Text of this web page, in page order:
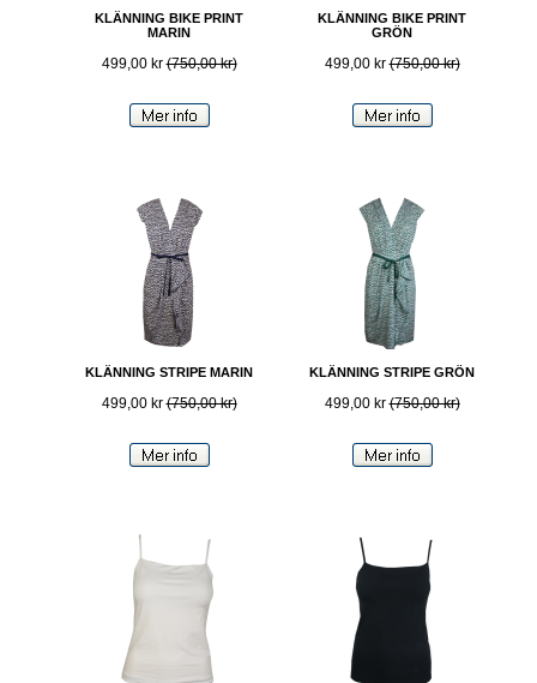
KLÄNNING BIKE PRINT
MARIN
499,00 kr (750,00 kr)
KLÄNNING BIKE PRINT
GRÖN
499,00 kr (750,00 kr)
KLÄNNING STRIPE MARIN
499,00 kr (750,00 kr)
KLÄNNING STRIPE GRÖN
499,00 kr (750,00 kr)